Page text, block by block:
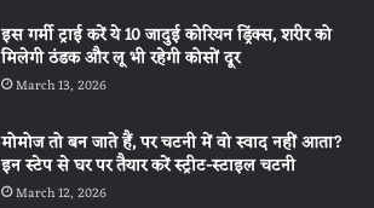
इस गर्मी ट्राई करें ये 10 जादुई कोरियन ड्रिंक्स, शरीर को
मिलेगी ठंडक और लू भी रहेगी कोसों दूर
March 13, 2026
मोमोज तो बन जाते हैं, पर चटनी में वो स्वाद नहीं आता?
इन स्टेप से घर पर तैयार करें स्ट्रीट-स्टाइल चटनी
March 12, 2026